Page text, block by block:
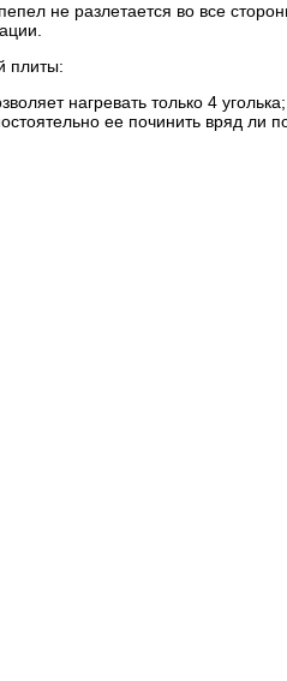
не разлетается во все
плиты:
нагревать только 4 уголька;
ее починить вряд ли